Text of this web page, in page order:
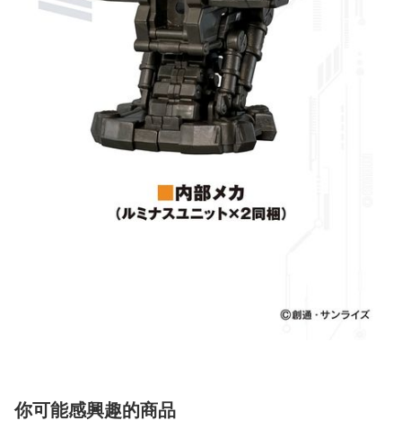
你可能感興趣的商品